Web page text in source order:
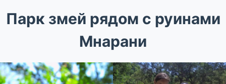
Парк змей рядом с руинами
Мнарани